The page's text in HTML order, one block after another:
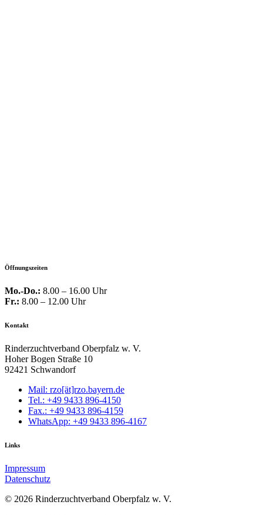
Öffnungszeiten
Mo.-Do.: 8.00 – 16.00 Uhr
Fr.: 8.00 – 12.00 Uhr
Kontakt
Rinderzuchtverband Oberpfalz w. V.
Hoher Bogen Straße 10
92421 Schwandorf
Mail: rzo[ät]rzo.bayern.de
Tel.: +49 9433 896-4150
Fax.: +49 9433 896-4159
WhatsApp: +49 9433 896-4167
Links
Impressum
Datenschutz
© 2026 Rinderzuchtverband Oberpfalz w. V.